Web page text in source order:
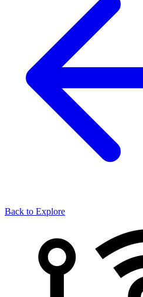
Back to Explore